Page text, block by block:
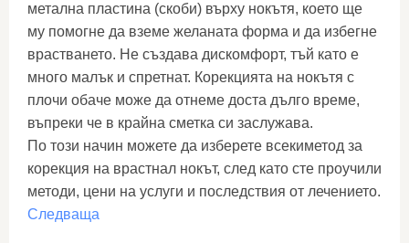
метална пластина (скоби) върху нокътя, което ще
му помогне да вземе желаната форма и да избегне
врастването. Не създава дискомфорт, тъй като е
много малък и спретнат. Корекцията на нокътя с
плочи обаче може да отнеме доста дълго време,
въпреки че в крайна сметка си заслужава.
По този начин можете да изберете всекиметод за
корекция на врастнал нокът, след като сте проучили
методи, цени на услуги и последствия от лечението.
Следваща